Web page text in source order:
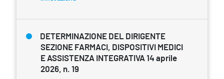
DETERMINAZIONE DEL DIRIGENTE
SEZIONE FARMACI, DISPOSITIVI MEDICI
E ASSISTENZA INTEGRATIVA 14 aprile
2026, n. 19